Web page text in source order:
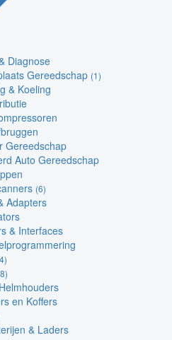
Diagnose
Gereedschap (1)
& Koeling
Gereedschap
Auto Gereedschap
(6)
Adapters
& Interfaces
en Koffers
& Laders